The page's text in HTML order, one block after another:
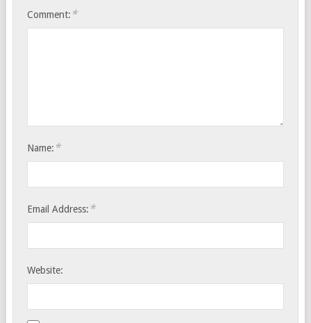
Comment: *
Name: *
Email Address: *
Website: